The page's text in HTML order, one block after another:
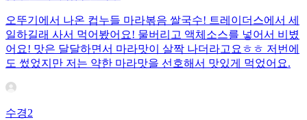
오뚜기에서 나온 컵누들 마라볶음 쌀국수! 트레이더스에서 세
일하길래 사서 먹어봤어요! 물버리고 액체소스를 넣어서 비볐
어요! 맛은 달달하면서 마라맛이 살짝 나더라고요ㅎㅎ 저번에
도 썼었지만 저는 약한 마라맛을 선호해서 맛있게 먹었어요.
수경2